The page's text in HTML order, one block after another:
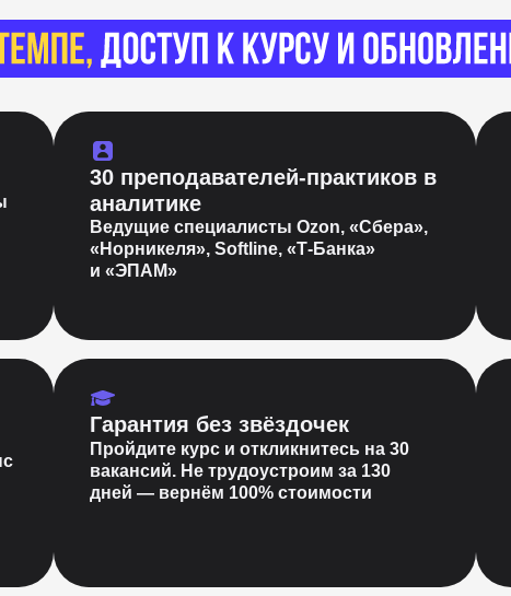
30 преподавателей-практиков в
аналитике
Ведущие специалисты Ozon, «Сбера»,
«Норникеля», Softline, «Т-Банка»
и «ЭПАМ»
Гарантия без звёздочек
Пройдите курс и откликнитесь на 30
вакансий. Не трудоустроим за 130
дней — вернём 100% стоимости